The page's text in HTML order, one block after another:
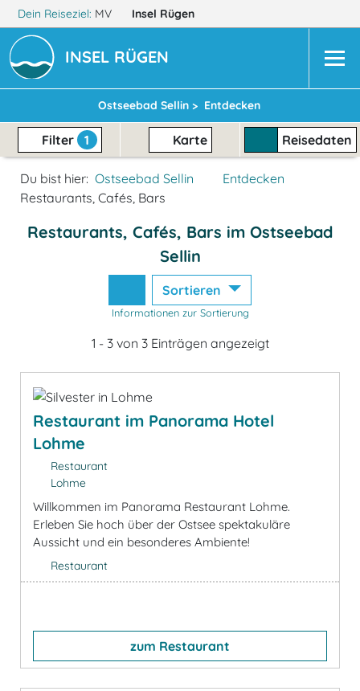
Dein Reiseziel: MV Insel Rügen
INSEL RÜGEN
Ostseebad Sellin > Entdecken
Filter 1 Karte Reisedaten
Du bist hier: Ostseebad Sellin
Entdecken
Restaurants, Cafés, Bars
Restaurants, Cafés, Bars im Ostseebad
Sellin
Sortieren
Informationen zur Sortierung
1 - 3 von 3 Einträgen angezeigt
Restaurant im Panorama Hotel
Lohme
Restaurant
Lohme
Willkommen im Panorama Restaurant Lohme.
Erleben Sie hoch über der Ostsee spektakuläre
Aussicht und ein besonderes Ambiente!
Restaurant
zum Restaurant